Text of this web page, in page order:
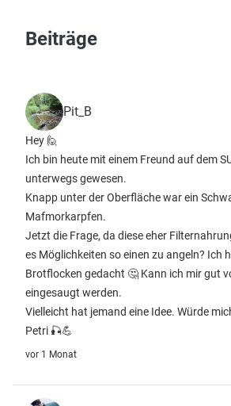
Beiträge
Pit_B
Hey 🙋
Ich bin heute mit einem Freund auf dem
unterwegs gewesen.
Knapp unter der Oberfläche war ein
Mafmorkarpfen.
Jetzt die Frage, da diese eher
es Möglichkeiten so einen zu angeln? Ich
Brotflocken gedacht 🤔 Kann ich mir gut
eingesaugt werden.
Vielleicht hat jemand eine Idee. Würde
Petri 🎣💪
vor 1 Monat